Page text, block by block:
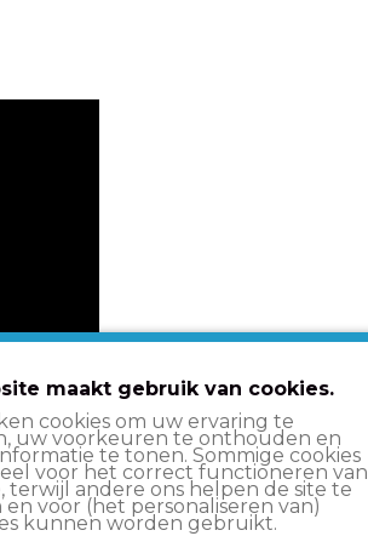
maakt gebruik van cookies.
cookies om uw ervaring te
uw voorkeuren te onthouden en
te tonen. Sommige cookies
voor het correct functioneren van
terwijl andere ons helpen de site te
en voor (het personaliseren van)
kunnen worden gebruikt.